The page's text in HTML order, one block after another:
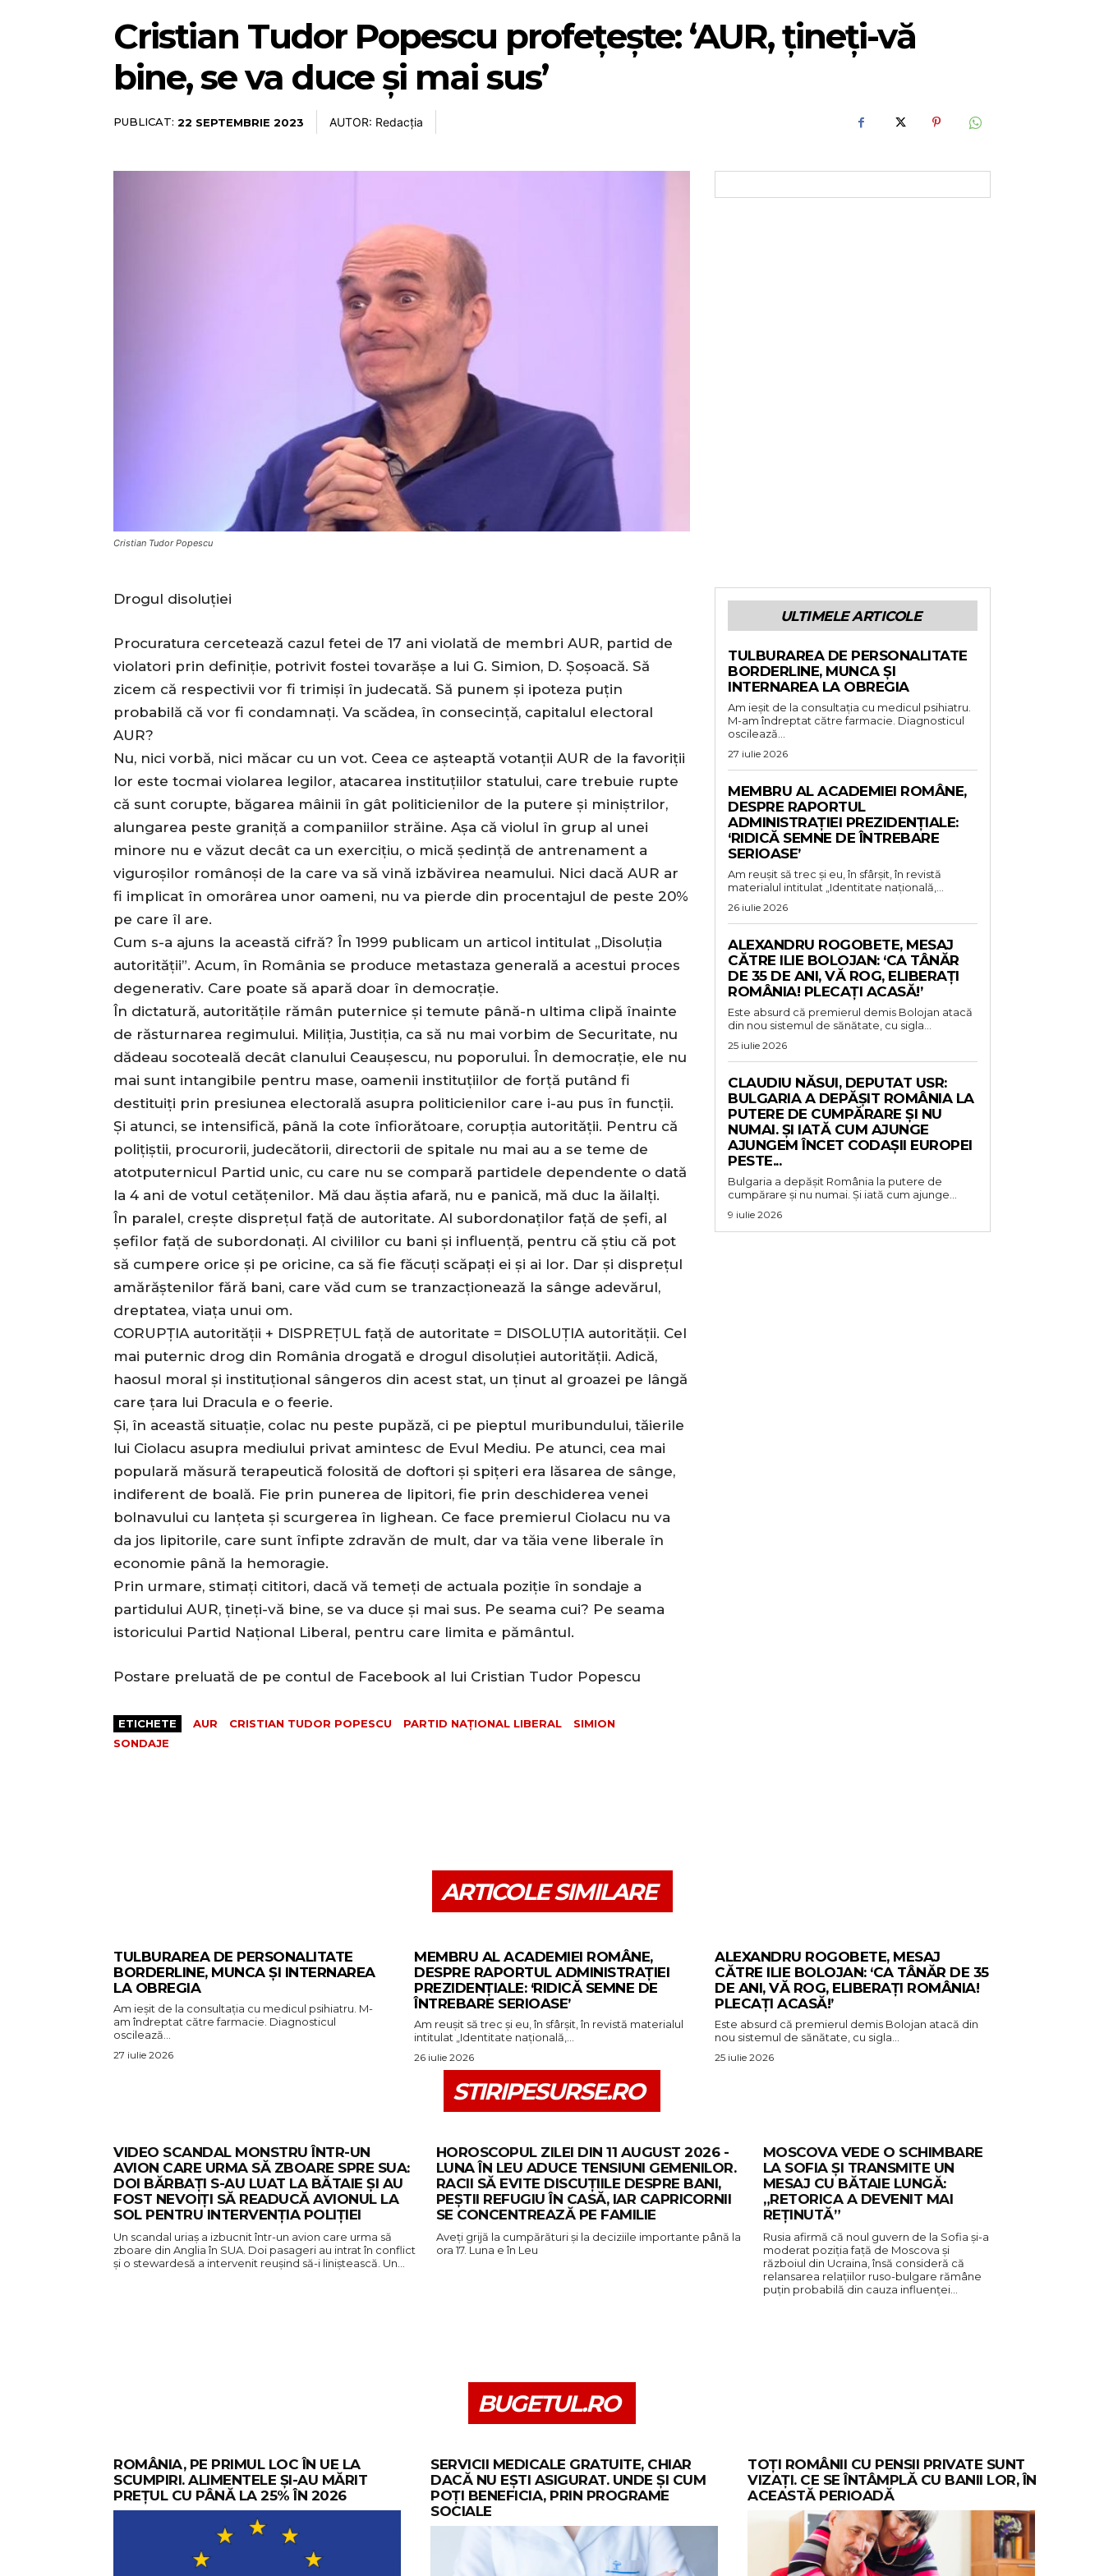
Cristian Tudor Popescu profețește: ‘AUR, țineți-vă
bine, se va duce și mai sus’
PUBLICAT: 22 SEPTEMBRIE 2023 AUTOR: Redacția
Cristian Tudor Popescu
Drogul disoluției
Procuratura cercetează cazul fetei de 17 ani violată de membri AUR, partid de
violatori prin definiție, potrivit fostei tovarășe a lui G. Simion, D. Șoșoacă. Să
zicem că respectivii vor fi trimiși în judecată. Să punem și ipoteza puțin
probabilă că vor fi condamnați. Va scădea, în consecință, capitalul electoral
AUR?
Nu, nici vorbă, nici măcar cu un vot. Ceea ce așteaptă votanții AUR de la favoriții
lor este tocmai violarea legilor, atacarea instituțiilor statului, care trebuie rupte
că sunt corupte, băgarea mâinii în gât politicienilor de la putere și miniștrilor,
alungarea peste graniță a companiilor străine. Așa că violul în grup al unei
minore nu e văzut decât ca un exercițiu, o mică ședință de antrenament a
viguroșilor românoși de la care va să vină izbăvirea neamului. Nici dacă AUR ar
fi implicat în omorârea unor oameni, nu va pierde din procentajul de peste 20%
pe care îl are.
Cum s-a ajuns la această cifră? În 1999 publicam un articol intitulat „Disoluția
autorității”. Acum, în România se produce metastaza generală a acestui proces
degenerativ. Care poate să apară doar în democrație.
În dictatură, autoritățile rămân puternice și temute până-n ultima clipă înainte
de răsturnarea regimului. Miliția, Justiția, ca să nu mai vorbim de Securitate, nu
dădeau socoteală decât clanului Ceaușescu, nu poporului. În democrație, ele nu
mai sunt intangibile pentru mase, oamenii instituțiilor de forță putând fi
destituiți prin presiunea electorală asupra politicienilor care i-au pus în funcții.
Și atunci, se intensifică, până la cote înfiorătoare, corupția autorității. Pentru că
polițiștii, procurorii, judecătorii, directorii de spitale nu mai au a se teme de
atotputernicul Partid unic, cu care nu se compară partidele dependente o dată
la 4 ani de votul cetățenilor. Mă dau ăștia afară, nu e panică, mă duc la ăilalți.
În paralel, crește disprețul față de autoritate. Al subordonaților față de șefi, al
șefilor față de subordonați. Al civililor cu bani și influență, pentru că știu că pot
să cumpere orice și pe oricine, ca să fie făcuți scăpați ei și ai lor. Dar și disprețul
amărăștenilor fără bani, care văd cum se tranzacționează la sânge adevărul,
dreptatea, viața unui om.
CORUPȚIA autorității + DISPREȚUL față de autoritate = DISOLUȚIA autorității. Cel
mai puternic drog din România drogată e drogul disoluției autorității. Adică,
haosul moral și instituțional sângeros din acest stat, un ținut al groazei pe lângă
care țara lui Dracula e o feerie.
Și, în această situație, colac nu peste pupăză, ci pe pieptul muribundului, tăierile
lui Ciolacu asupra mediului privat amintesc de Evul Mediu. Pe atunci, cea mai
populară măsură terapeutică folosită de doftori și spițeri era lăsarea de sânge,
indiferent de boală. Fie prin punerea de lipitori, fie prin deschiderea venei
bolnavului cu lanțeta și scurgerea în lighean. Ce face premierul Ciolacu nu va
da jos lipitorile, care sunt înfipte zdravăn de mult, dar va tăia vene liberale în
economie până la hemoragie.
Prin urmare, stimați cititori, dacă vă temeți de actuala poziție în sondaje a
partidului AUR, țineți-vă bine, se va duce și mai sus. Pe seama cui? Pe seama
istoricului Partid Național Liberal, pentru care limita e pământul.
Postare preluată de pe contul de Facebook al lui Cristian Tudor Popescu
ETICHETE AUR CRISTIAN TUDOR POPESCU PARTID NAȚIONAL LIBERAL
SIMION
SONDAJE
ULTIMELE ARTICOLE
TULBURAREA DE PERSONALITATE
BORDERLINE, MUNCA ȘI
INTERNAREA LA OBREGIA
Am ieșit de la consultația cu medicul psihiatru.
M-am îndreptat către farmacie. Diagnosticul
oscilează...
27 iulie 2026
MEMBRU AL ACADEMIEI ROMÂNE,
DESPRE RAPORTUL
ADMINISTRAȚIEI PREZIDENȚIALE:
‘RIDICĂ SEMNE DE ÎNTREBARE
SERIOASE’
Am reușit să trec și eu, în sfârșit, în revistă
materialul intitulat „Identitate națională,...
26 iulie 2026
ALEXANDRU ROGOBETE, MESAJ
CĂTRE ILIE BOLOJAN: ‘CA TÂNĂR
DE 35 DE ANI, VĂ ROG, ELIBERAȚI
ROMÂNIA! PLECAȚI ACASĂ!’
Este absurd că premierul demis Bolojan atacă
din nou sistemul de sănătate, cu sigla...
25 iulie 2026
CLAUDIU NĂSUI, DEPUTAT USR:
BULGARIA A DEPĂȘIT ROMÂNIA LA
PUTERE DE CUMPĂRARE ȘI NU
NUMAI. ȘI IATĂ CUM AJUNGE
AJUNGEM ÎNCET CODAȘII EUROPEI
PESTE...
Bulgaria a depășit România la putere de
cumpărare și nu numai. Și iată cum ajunge...
9 iulie 2026
ARTICOLE SIMILARE
TULBURAREA DE PERSONALITATE
BORDERLINE, MUNCA ȘI INTERNAREA
LA OBREGIA
Am ieșit de la consultația cu medicul psihiatru. M-
am îndreptat către farmacie. Diagnosticul
oscilează...
27 iulie 2026
MEMBRU AL ACADEMIEI ROMÂNE,
DESPRE RAPORTUL ADMINISTRAȚIEI
PREZIDENȚIALE: ‘RIDICĂ SEMNE DE
ÎNTREBARE SERIOASE’
Am reușit să trec și eu, în sfârșit, în revistă materialul
intitulat „Identitate națională,...
26 iulie 2026
ALEXANDRU ROGOBETE, MESAJ
CĂTRE ILIE BOLOJAN: ‘CA TÂNĂR DE 35
DE ANI, VĂ ROG, ELIBERAȚI ROMÂNIA!
PLECAȚI ACASĂ!’
Este absurd că premierul demis Bolojan atacă din
nou sistemul de sănătate, cu sigla...
25 iulie 2026
STIRIPESURSE.RO
VIDEO SCANDAL MONSTRU ÎNTR-UN
AVION CARE URMA SĂ ZBOARE SPRE SUA:
DOI BĂRBAȚI S-AU LUAT LA BĂTAIE ȘI AU
FOST NEVOIȚI SĂ READUCĂ AVIONUL LA
SOL PENTRU INTERVENȚIA POLIȚIEI
Un scandal uriaș a izbucnit într-un avion care urma să
zboare din Anglia în SUA. Doi pasageri au intrat în conflict
și o stewardesă a intervenit reușind să-i liniștească. Un…
HOROSCOPUL ZILEI DIN 11 AUGUST 2026 -
LUNA ÎN LEU ADUCE TENSIUNI GEMENILOR.
RACII SĂ EVITE DISCUȚIILE DESPRE BANI,
PEȘTII REFUGIU ÎN CASĂ, IAR CAPRICORNII
SE CONCENTREAZĂ PE FAMILIE
Aveți grijă la cumpărături și la deciziile importante până la
ora 17. Luna e în Leu
MOSCOVA VEDE O SCHIMBARE
LA SOFIA ȘI TRANSMITE UN
MESAJ CU BĂTAIE LUNGĂ:
„RETORICA A DEVENIT MAI
REȚINUTĂ”
Rusia afirmă că noul guvern de la Sofia și-a
moderat poziția față de Moscova și
războiul din Ucraina, însă consideră că
relansarea relațiilor ruso-bulgare rămâne
puțin probabilă din cauza influenței…
BUGETUL.RO
ROMÂNIA, PE PRIMUL LOC ÎN UE LA
SCUMPIRI. ALIMENTELE ȘI-AU MĂRIT
PREȚUL CU PÂNĂ LA 25% ÎN 2026
SERVICII MEDICALE GRATUITE, CHIAR
DACĂ NU EȘTI ASIGURAT. UNDE ȘI CUM
POȚI BENEFICIA, PRIN PROGRAME
SOCIALE
TOȚI ROMÂNII CU PENSII PRIVATE SUNT
VIZAȚI. CE SE ÎNTÂMPLĂ CU BANII LOR, ÎN
ACEASTĂ PERIOADĂ